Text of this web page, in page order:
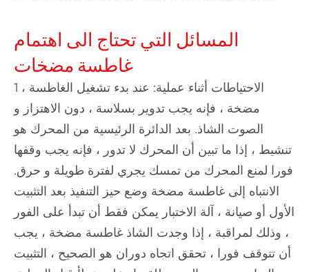
المسائل التي تحتاج الى اهتمام
غاطسة مضخات
1 ، الاحتياطات أثناء عملية: عند بدء تشغيل الغاطسة
مضخة ، فإنه يجب تدوير بسلاسة ، دون الاهتزاز و
الصوت الشاذ. بعد الدائرة الرئيسية من المحرك هو
تنشيط ، إذا ما تبين أن المحرك لا تدور ، فإنه يجب وقفها
فورا لمنع المحرك من تمسك يجري لفترة طويلة و حرق.
الانتباه إلى غاطسة مضخة وضع حيز التنفيذ بعد التثبيت
الأول أو صيانة ، آلة الاختبار يمكن فقط أن تبدأ على الفور
، وذلك لمراقبة ، إذا وجدت الشاذ غاطسة مضخة ، يجب
أن تتوقف فورا ، تحقق اتجاه دوران هو الصحيح ، التثبيت